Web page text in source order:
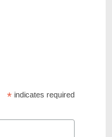
*indicates required